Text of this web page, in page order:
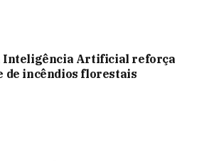
Inteligência Artificial reforça
de incêndios florestais